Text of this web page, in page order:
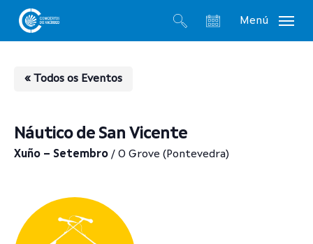
Menú
« Todos os Eventos
Náutico de San Vicente
Xuño – Setembro / O Grove (Pontevedra)